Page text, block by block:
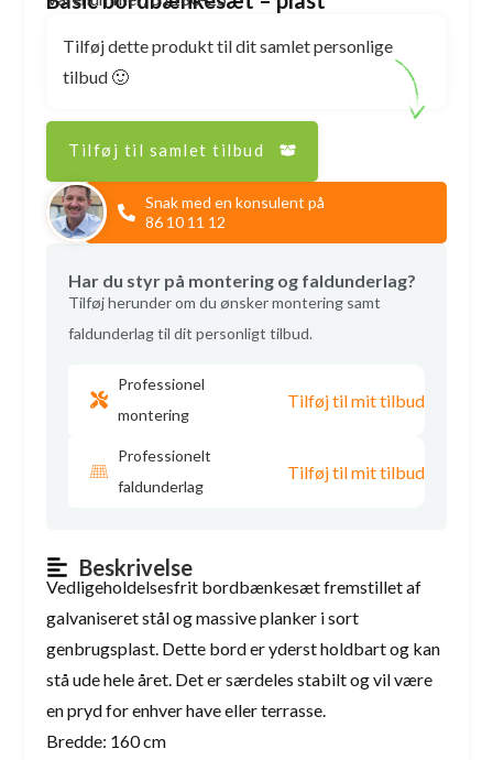
Tilføj dette produkt til dit samlet personlige
tilbud 🙂
Snak med en konsulent på
86 10 11 12
Tilføj til samlet tilbud
Har du styr på montering og faldunderlag?
Tilføj herunder om du ønsker montering samt
faldunderlag til dit personligt tilbud.
Professionel
montering
Tilføj til mit tilbud
Professionelt
faldunderlag
Tilføj til mit tilbud
Beskrivelse
Vedligeholdelsesfrit bordbænkesæt fremstillet af
galvaniseret stål og massive planker i sort
genbrugsplast. Dette bord er yderst holdbart og kan
stå ude hele året. Det er særdeles stabilt og vil være
en pryd for enhver have eller terrasse.
Bredde: 160 cm